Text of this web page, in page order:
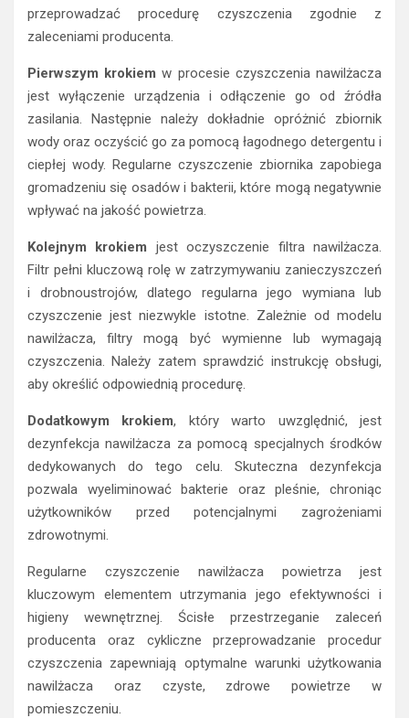
przeprowadzać procedurę czyszczenia zgodnie z
zaleceniami producenta.
Pierwszym krokiem w procesie czyszczenia nawilżacza
jest wyłączenie urządzenia i odłączenie go od źródła
zasilania. Następnie należy dokładnie opróżnić zbiornik
wody oraz oczyścić go za pomocą łagodnego detergentu i
ciepłej wody. Regularne czyszczenie zbiornika zapobiega
gromadzeniu się osadów i bakterii, które mogą negatywnie
wpływać na jakość powietrza.
Kolejnym krokiem jest oczyszczenie filtra nawilżacza.
Filtr pełni kluczową rolę w zatrzymywaniu zanieczyszczeń
i drobnoustrojów, dlatego regularna jego wymiana lub
czyszczenie jest niezwykle istotne. Zależnie od modelu
nawilżacza, filtry mogą być wymienne lub wymagają
czyszczenia. Należy zatem sprawdzić instrukcję obsługi,
aby określić odpowiednią procedurę.
Dodatkowym krokiem, który warto uwzględnić, jest
dezynfekcja nawilżacza za pomocą specjalnych środków
dedykowanych do tego celu. Skuteczna dezynfekcja
pozwala wyeliminować bakterie oraz pleśnie, chroniąc
użytkowników przed potencjalnymi zagrożeniami
zdrowotnymi.
Regularne czyszczenie nawilżacza powietrza jest
kluczowym elementem utrzymania jego efektywności i
higieny wewnętrznej. Ścisłe przestrzeganie zaleceń
producenta oraz cykliczne przeprowadzanie procedur
czyszczenia zapewniają optymalne warunki użytkowania
nawilżacza oraz czyste, zdrowe powietrze w
pomieszczeniu.